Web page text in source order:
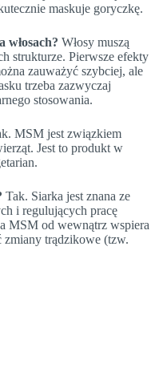
maskuje goryczkę.
włosach? Włosy muszą
strukturze. Pierwsze efekty
zauważyć szybciej, ale
trzeba zazwyczaj
stosowania.
MSM jest związkiem
Jest to produkt w
Tak. Siarka jest znana ze
i regulujących pracę
MSM od wewnątrz wspiera
zmiany trądzikowe (tzw.